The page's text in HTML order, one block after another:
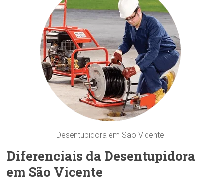
Desentupidora em São Vicente
Diferenciais da Desentupidora
em São Vicente